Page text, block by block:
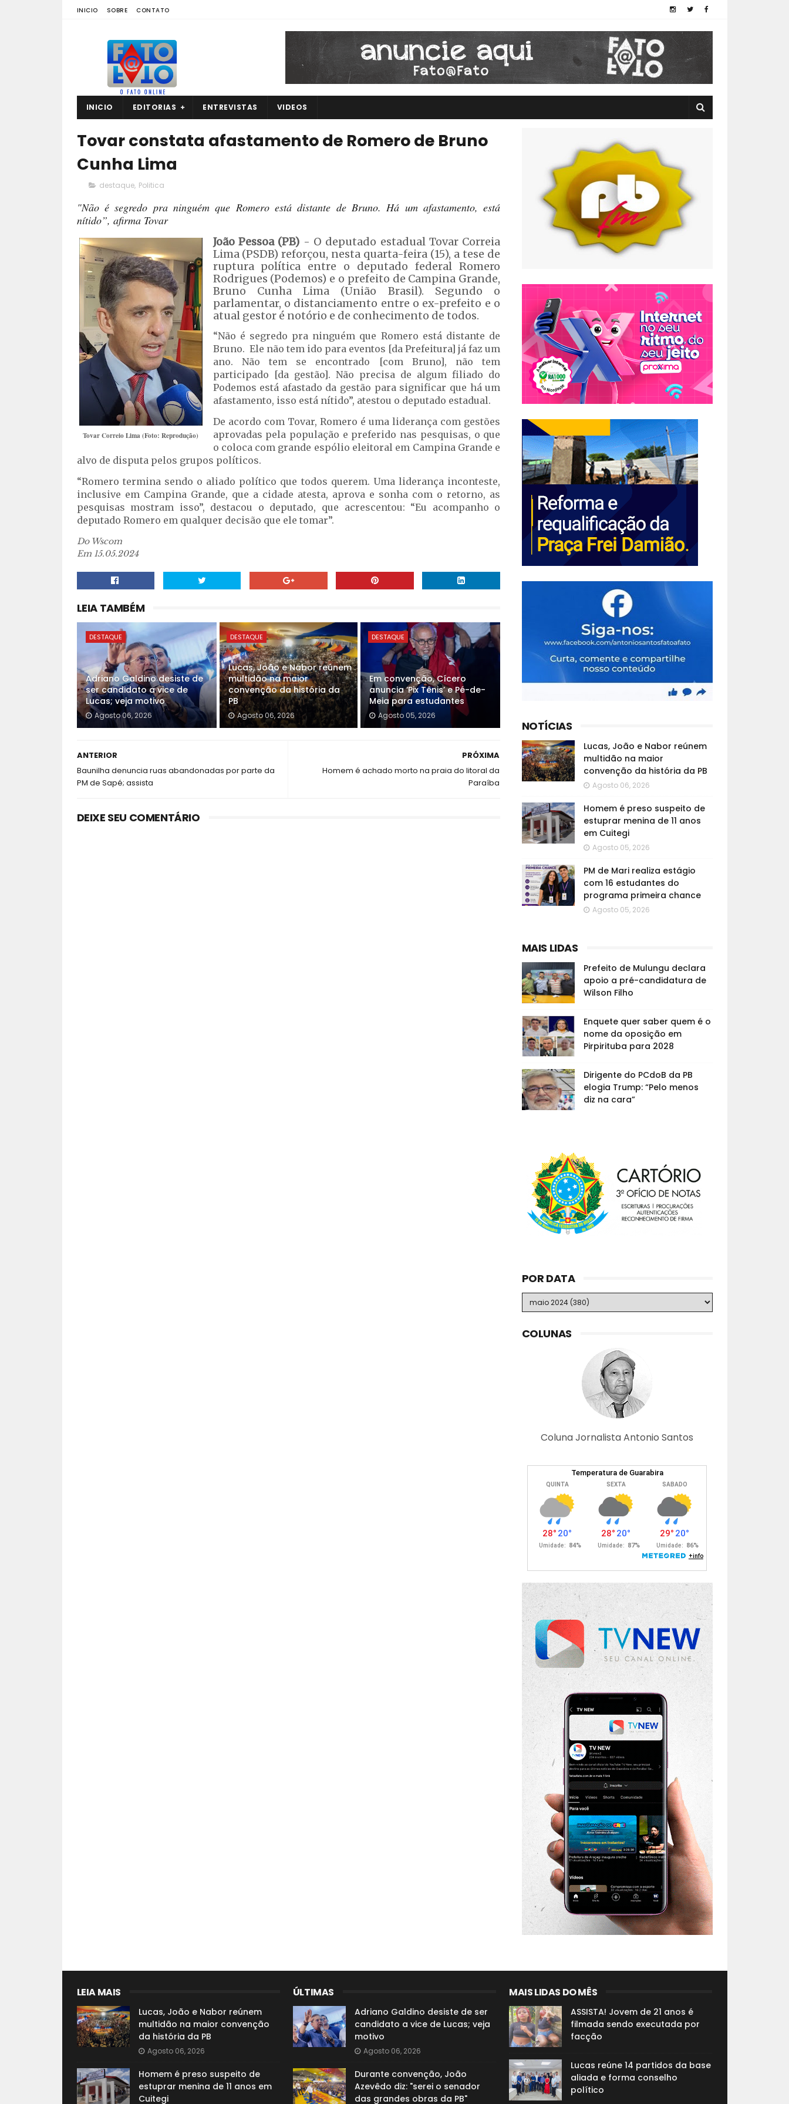
INICIO SOBRE CONTATO
INICIO EDITORIAS ENTREVISTAS VIDEOS
Tovar constata afastamento de Romero de Bruno
Cunha Lima
destaque, Politica
"Não é segredo pra ninguém que Romero está distante de Bruno. Há um afastamento, está
nítido”, afirma Tovar
Tovar Correio Lima (Foto: Reprodução)
João Pessoa (PB) - O deputado estadual Tovar Correia
Lima (PSDB) reforçou, nesta quarta-feira (15), a tese de
ruptura política entre o deputado federal Romero
Rodrigues (Podemos) e o prefeito de Campina Grande,
Bruno Cunha Lima (União Brasil). Segundo o
parlamentar, o distanciamento entre o ex-prefeito e o
atual gestor é notório e de conhecimento de todos.
“Não é segredo pra ninguém que Romero está distante de
Bruno. Ele não tem ido para eventos [da Prefeitura] já faz um
ano. Não tem se encontrado [com Bruno], não tem
participado [da gestão]. Não precisa de algum filiado do
Podemos está afastado da gestão para significar que há um
afastamento, isso está nítido”, atestou o deputado estadual.
De acordo com Tovar, Romero é uma liderança com gestões
aprovadas pela população e preferido nas pesquisas, o que
o coloca com grande espólio eleitoral em Campina Grande e
alvo de disputa pelos grupos políticos.
“Romero termina sendo o aliado político que todos querem. Uma liderança inconteste,
inclusive em Campina Grande, que a cidade atesta, aprova e sonha com o retorno, as
pesquisas mostram isso”, destacou o deputado, que acrescentou: “Eu acompanho o
deputado Romero em qualquer decisão que ele tomar”.
Do Wscom
Em 15.05.2024
LEIA TAMBÉM
DESTAQUE
Adriano Galdino desiste de
ser candidato a vice de
Lucas; veja motivo
Agosto 06, 2026
DESTAQUE
Lucas, João e Nabor reúnem
multidão na maior
convenção da história da
PB
Agosto 06, 2026
DESTAQUE
Em convenção, Cícero
anuncia ‘Pix Tênis’ e Pé-de-
Meia para estudantes
Agosto 05, 2026
PRÓXIMA
Homem é achado morto na praia do litoral da
Paraíba
ANTERIOR
Baunilha denuncia ruas abandonadas por parte da
PM de Sapé; assista
DEIXE SEU COMENTÁRIO
NOTÍCIAS
Lucas, João e Nabor reúnem
multidão na maior
convenção da história da PB
Agosto 06, 2026
Homem é preso suspeito de
estuprar menina de 11 anos
em Cuitegi
Agosto 05, 2026
PM de Mari realiza estágio
com 16 estudantes do
programa primeira chance
Agosto 05, 2026
MAIS LIDAS
Prefeito de Mulungu declara
apoio a pré-candidatura de
Wilson Filho
Enquete quer saber quem é o
nome da oposição em
Pirpirituba para 2028
Dirigente do PCdoB da PB
elogia Trump: “Pelo menos
diz na cara”
POR DATA
COLUNAS
Coluna Jornalista Antonio Santos
LEIA MAIS
Lucas, João e Nabor reúnem
multidão na maior convenção
da história da PB
Agosto 06, 2026
Homem é preso suspeito de
estuprar menina de 11 anos em
Cuitegi
ÚLTIMAS
Adriano Galdino desiste de ser
candidato a vice de Lucas; veja
motivo
Agosto 06, 2026
Durante convenção, João
Azevêdo diz: "serei o senador
das grandes obras da PB"
MAIS LIDAS DO MÊS
ASSISTA! Jovem de 21 anos é
filmada sendo executada por
facção
Lucas reúne 14 partidos da base
aliada e forma conselho
político